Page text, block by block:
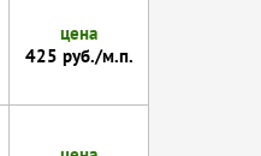
цена
425 руб./м.п.